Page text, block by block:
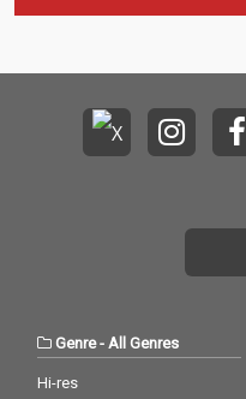
Genre- All Genres
Hi-res